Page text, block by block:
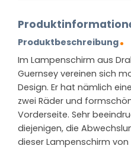
Produktbeschreibung
Im Lampenschirm aus
Guernsey vereinen sich
Design. Er hat nämlich
zwei Räder und
Vorderseite. Sehr
diejenigen, die
dieser Lampenschirm von